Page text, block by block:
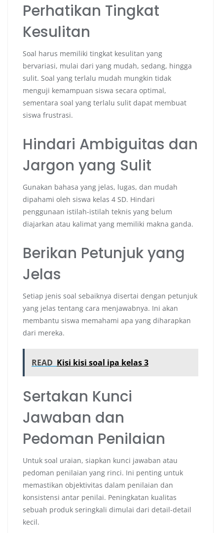
Perhatikan Tingkat
Kesulitan
Soal harus memiliki tingkat kesulitan yang
bervariasi, mulai dari yang mudah, sedang, hingga
sulit. Soal yang terlalu mudah mungkin tidak
menguji kemampuan siswa secara optimal,
sementara soal yang terlalu sulit dapat membuat
siswa frustrasi.
Hindari Ambiguitas dan
Jargon yang Sulit
Gunakan bahasa yang jelas, lugas, dan mudah
dipahami oleh siswa kelas 4 SD. Hindari
penggunaan istilah-istilah teknis yang belum
diajarkan atau kalimat yang memiliki makna ganda.
Berikan Petunjuk yang
Jelas
Setiap jenis soal sebaiknya disertai dengan petunjuk
yang jelas tentang cara menjawabnya. Ini akan
membantu siswa memahami apa yang diharapkan
dari mereka.
READ Kisi kisi soal ipa kelas 3
Sertakan Kunci
Jawaban dan
Pedoman Penilaian
Untuk soal uraian, siapkan kunci jawaban atau
pedoman penilaian yang rinci. Ini penting untuk
memastikan objektivitas dalam penilaian dan
konsistensi antar penilai. Peningkatan kualitas
sebuah produk seringkali dimulai dari detail-detail
kecil.